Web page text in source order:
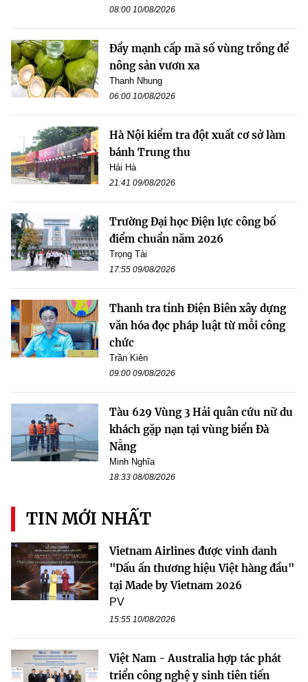
08:00 10/08/2026
Đẩy mạnh cấp mã số vùng trồng để
nông sản vươn xa
Thanh Nhung
06:00 10/08/2026
Hà Nội kiểm tra đột xuất cơ sở làm
bánh Trung thu
Hải Hà
21:41 09/08/2026
Trường Đại học Điện lực công bố
điểm chuẩn năm 2026
Trọng Tài
17:55 09/08/2026
Thanh tra tỉnh Điện Biên xây dựng
văn hóa đọc pháp luật từ mỗi công
chức
Trần Kiên
09:00 09/08/2026
Tàu 629 Vùng 3 Hải quân cứu nữ du
khách gặp nạn tại vùng biển Đà
Nẵng
Minh Nghĩa
18:33 08/08/2026
TIN MỚI NHẤT
Vietnam Airlines được vinh danh
"Dấu ấn thương hiệu Việt hàng đầu"
tại Made by Vietnam 2026
PV
15:55 10/08/2026
Việt Nam - Australia hợp tác phát
triển công nghệ y sinh tiên tiến